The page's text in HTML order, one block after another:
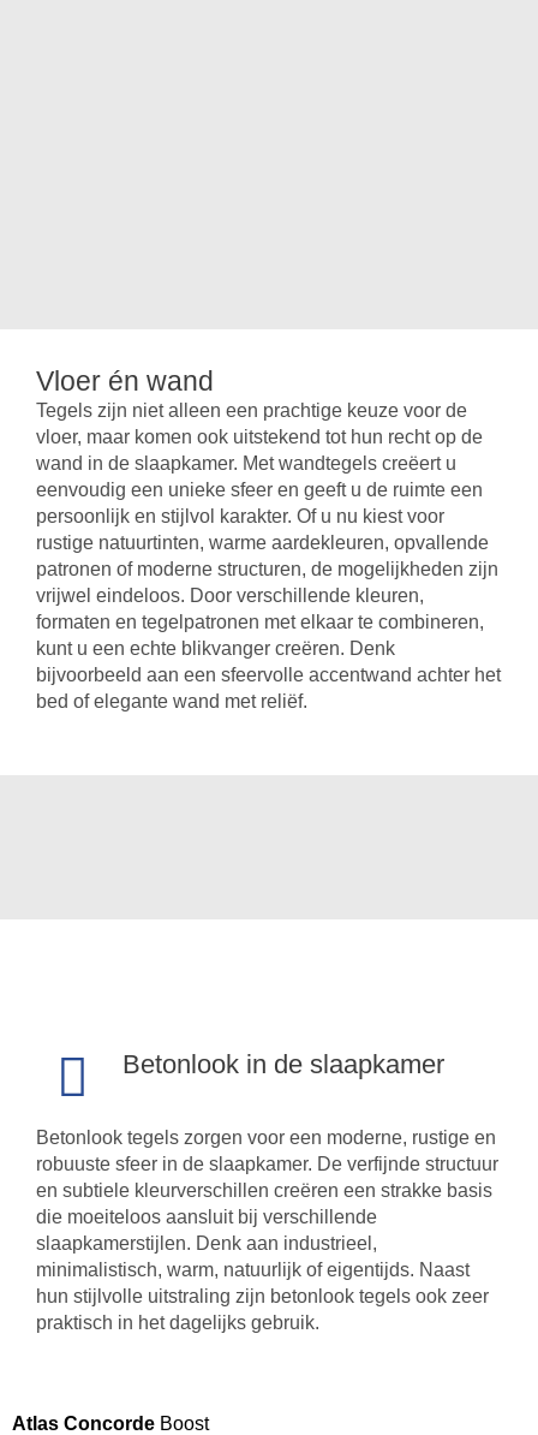
Vloer én wand
Tegels zijn niet alleen een prachtige keuze voor de
vloer, maar komen ook uitstekend tot hun recht op de
wand in de slaapkamer. Met wandtegels creëert u
eenvoudig een unieke sfeer en geeft u de ruimte een
persoonlijk en stijlvol karakter. Of u nu kiest voor
rustige natuurtinten, warme aardekleuren, opvallende
patronen of moderne structuren, de mogelijkheden zijn
vrijwel eindeloos. Door verschillende kleuren,
formaten en tegelpatronen met elkaar te combineren,
kunt u een echte blikvanger creëren. Denk
bijvoorbeeld aan een sfeervolle accentwand achter het
bed of elegante wand met reliëf.
Betonlook in de slaapkamer
Betonlook tegels zorgen voor een moderne, rustige en
robuuste sfeer in de slaapkamer. De verfijnde structuur
en subtiele kleurverschillen creëren een strakke basis
die moeiteloos aansluit bij verschillende
slaapkamerstijlen. Denk aan industrieel,
minimalistisch, warm, natuurlijk of eigentijds. Naast
hun stijlvolle uitstraling zijn betonlook tegels ook zeer
praktisch in het dagelijks gebruik.
Atlas Concorde Boost